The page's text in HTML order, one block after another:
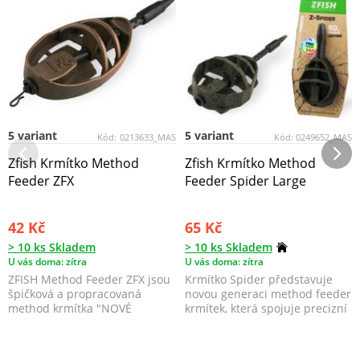
Kód: 0213633_MAS
5 variant
Zfish Krmítko Method
Feeder ZFX
42 Kč
> 10 ks Skladem
U vás doma: zítra
ZFISH Method Feeder ZFX jsou
špičková a propracovaná
method krmítka "NOVÉ
Kód: 0249652_MAS
5 variant
Zfish Krmítko Method
Feeder Spider Large
65 Kč
> 10 ks Skladem
U vás doma: zítra
Krmítko Spider představuje
novou generaci method feeder
krmítek, která spojuje precizní